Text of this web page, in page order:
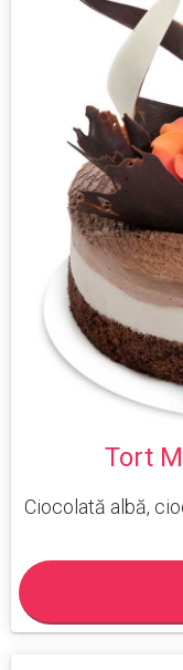
Tort
Ciocolată albă,